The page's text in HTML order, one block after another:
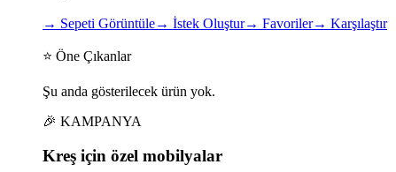
→ Sepeti Görüntüle→ İstek Oluştur→ Favoriler→ Karşılaştır
⭐ Öne Çıkanlar
Şu anda gösterilecek ürün yok.
🎉 KAMPANYA
Kreş için özel mobilyalar